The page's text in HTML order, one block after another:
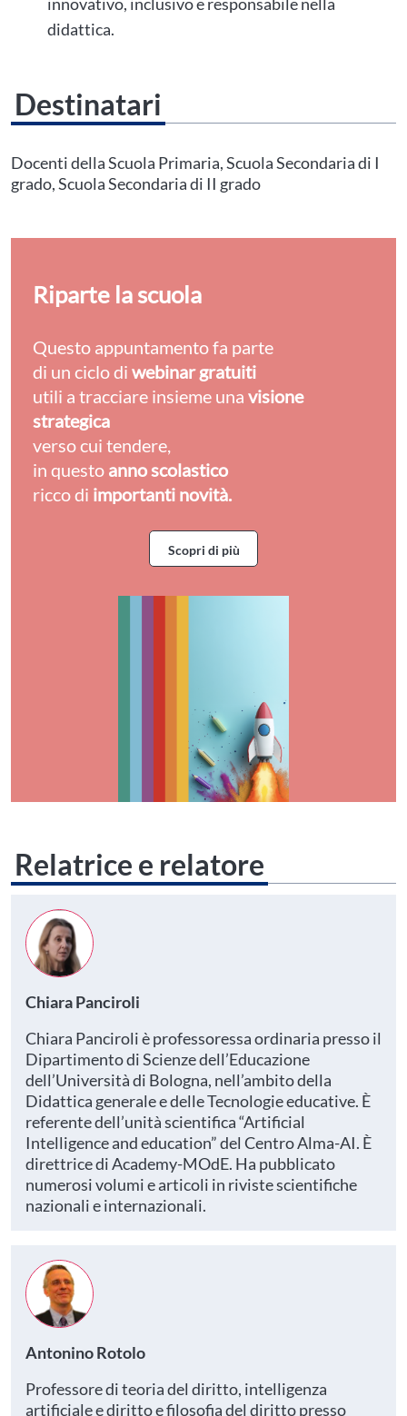
didattica.
Destinatari
tuo profilo personalePrima di procedere all'iscrizione aggiorna le tue scuole in
Area Personale
Docenti della Scuola Primaria, Scuola Secondaria di I
grado, Scuola Secondaria di II grado
Riparte la scuola
Questo appuntamento fa parte
di un ciclo di webinar gratuiti
utili a tracciare insieme una visione
strategica
verso cui tendere,
in questo anno scolastico
ricco di importanti novità.
Scopri di più
Relatrice e relatore
Chiara Panciroli
Chiara Panciroli è professoressa ordinaria presso il
Dipartimento di Scienze dell’Educazione
dell’Università di Bologna, nell’ambito della
Didattica generale e delle Tecnologie educative. È
referente dell’unità scientifica “Artificial
Intelligence and education” del Centro Alma-AI. È
direttrice di Academy-MOdE. Ha pubblicato
numerosi volumi e articoli in riviste scientifiche
nazionali e internazionali.
Antonino Rotolo
Professore di teoria del diritto, intelligenza
artificiale e diritto e filosofia del diritto presso